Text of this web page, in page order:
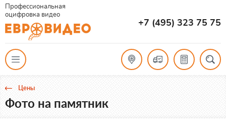
Профессиональная
оцифровка видео
+7 (495) 323 75 75
Цены
Фото на памятник